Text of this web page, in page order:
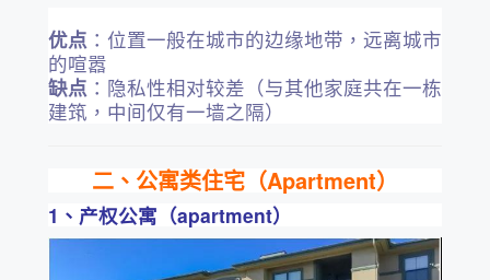
优点 ：位置一般在城市的边缘地带，远离城市
的喧嚣
缺点 ：隐私性相对较差（与其他家庭共在一栋
建筑，中间仅有一墙之隔）
二、公寓类住宅（Apartment）
1、产权公寓（apartment）